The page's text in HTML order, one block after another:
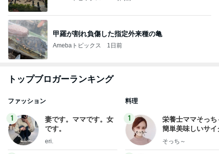
甲羅が割れ負傷した指定外来種の亀
Amebaトピックス 1日前
トップブロガーランキング
ファッション
1
妻です。ママです。女
です。
eri.
料理
1
栄養士ママそっち
簡単美味しいサイ
献立
そっち～